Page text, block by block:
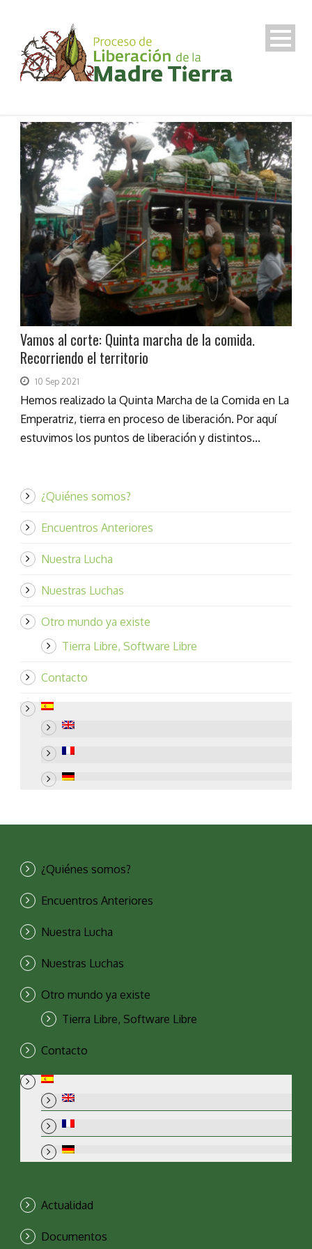
Vamos al corte: Quinta marcha de la comida.
Recorriendo el territorio
10 Sep 2021
Hemos realizado la Quinta Marcha de la Comida en La
Emperatriz, tierra en proceso de liberación. Por aquí
estuvimos los puntos de liberación y distintos...
¿Quiénes somos?
Encuentros Anteriores
Nuestra Lucha
Nuestras Luchas
Otro mundo ya existe
Tierra Libre, Software Libre
Contacto
¿Quiénes somos?
Encuentros Anteriores
Nuestra Lucha
Nuestras Luchas
Otro mundo ya existe
Tierra Libre, Software Libre
Contacto
Actualidad
Documentos